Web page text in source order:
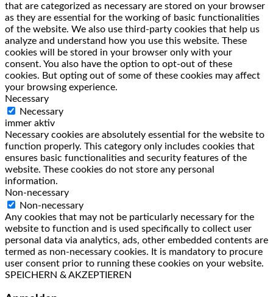
that are categorized as necessary are stored on your browser
as they are essential for the working of basic functionalities
of the website. We also use third-party cookies that help us
analyze and understand how you use this website. These
cookies will be stored in your browser only with your
consent. You also have the option to opt-out of these
cookies. But opting out of some of these cookies may affect
your browsing experience.
Necessary
Necessary
immer aktiv
Necessary cookies are absolutely essential for the website to
function properly. This category only includes cookies that
ensures basic functionalities and security features of the
website. These cookies do not store any personal
information.
Non-necessary
Non-necessary
Any cookies that may not be particularly necessary for the
website to function and is used specifically to collect user
personal data via analytics, ads, other embedded contents are
termed as non-necessary cookies. It is mandatory to procure
user consent prior to running these cookies on your website.
SPEICHERN & AKZEPTIEREN